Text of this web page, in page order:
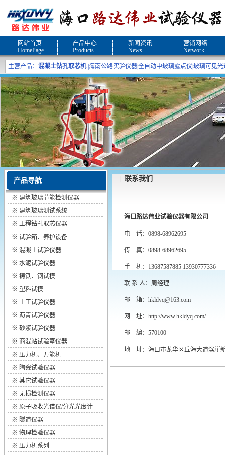
网站首页
HomePage
产品中心
Products
新闻资讯
News
营销网络
Network
主营产品： 混凝土钻孔取芯机| 海南公路实验仪器全自动中玻璃露点仪 玻璃可见
产品导航
※ 建筑玻璃节能检测仪器
※ 建筑玻璃测试系统
※ 工程钻孔取芯仪器
※ 试验箱、养护设备
※ 混凝土试验仪器
※ 水泥试验仪器
※ 铸铁、钢试模
※ 塑料试模
※ 土工试验仪器
※ 沥青试验仪器
※ 砂浆试验仪器
※ 商混站试验室仪器
※ 压力机、万能机
※ 陶瓷试验仪器
※ 其它试验仪器
※ 无损检测仪器
※ 原子吸收光谱仪/分光光度计
※ 隧道仪器
※ 物理检验仪器
※ 压力机系列
| 联系我们
海口路达伟业试验仪器有限公司
电 话：0898-68962695
传 真：0898-68962695
手 机：13687587885 13930777336
联 系 人：周经理
邮 箱： hkldyq@163.com
网 址： http://www.hkldyq.com/
邮 编：570100
地 址：海口市龙华区丘海大道滨崖